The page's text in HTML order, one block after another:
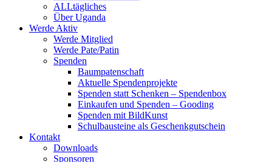
ALLtägliches
Über Uganda
Werde Aktiv
Werde Mitglied
Werde Pate/Patin
Spenden
Baumpatenschaft
Aktuelle Spendenprojekte
Spenden statt Schenken – Spendenbox
Einkaufen und Spenden – Gooding
Spenden mit BildKunst
Schulbausteine als Geschenkgutschein
Kontakt
Downloads
Sponsoren